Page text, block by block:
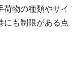
荷物の種類やサイ
にも制限がある点